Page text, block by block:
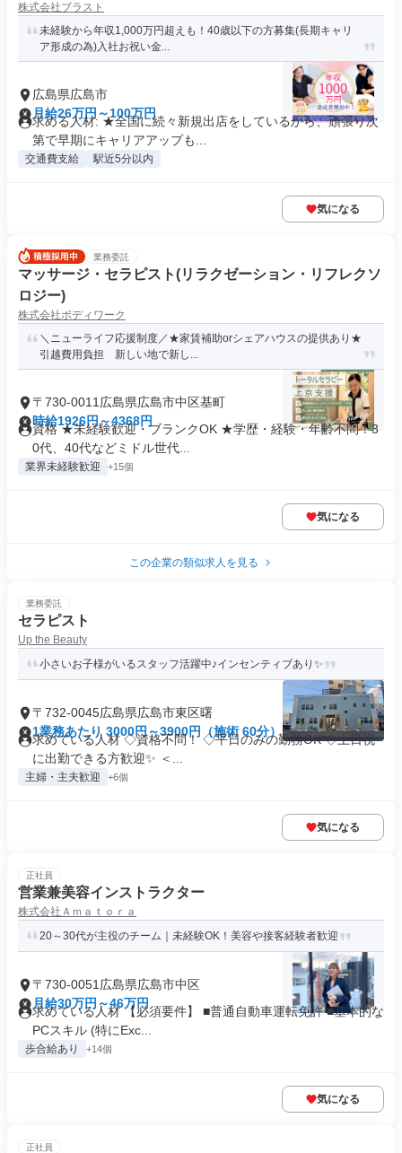
株式会社ブラスト
未経験から年収1,000万円超えも！40歳以下の方募集(長期キャリ
ア形成の為)入社お祝い金...
広島県広島市
月給26万円～100万円
求める人材: ★全国に続々新規出店をしているから、頑張り次
第で早期にキャリアアップも...
交通費支給 駅近5分以内
気になる
業務委託
マッサージ・セラピスト(リラクゼーション・リフレクソ
ロジー)
株式会社ボディワーク
＼ニューライフ応援制度／★家賃補助orシェアハウスの提供あり★
引越費用負担 新しい地で新し...
〒730-0011広島県広島市中区基町
時給1926円～4368円
資格 ★未経験歓迎・ブランクOK ★学歴・経験・年齢不問！3
0代、40代などミドル世代...
業界未経験歓迎 +15個
気になる
この企業の類似求人を見る
業務委託
セラピスト
Up the Beauty
小さいお子様がいるスタッフ活躍中♪インセンティブあり✨
〒732-0045広島県広島市東区曙
1業務あたり 3000円～3900円（施術 60分）
求めている人材 ◇資格不問！ ◇平日のみの勤務OK ◇土日祝
に出勤できる方歓迎✨ ＜...
主婦・主夫歓迎 +6個
気になる
正社員
営業兼美容インストラクター
株式会社Ａｍａｔｏｒａ
20～30代が主役のチーム｜未経験OK！美容や接客経験者歓迎
〒730-0051広島県広島市中区
月給30万円～46万円
求めている人材 【必須要件】 ■普通自動車運転免許 ■基本的な
PCスキル (特にExc...
歩合給あり +14個
気になる
正社員